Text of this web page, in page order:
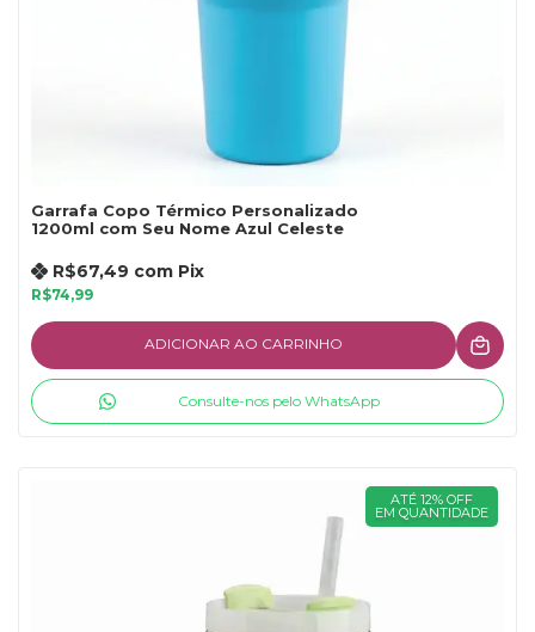
Garrafa Copo Térmico Personalizado
1200ml com Seu Nome Azul Celeste
R$74,99
R$67,49 com Pix
ADICIONAR AO CARRINHO
Consulte-nos pelo WhatsApp
ATÉ 12% OFF
EM QUANTIDADE